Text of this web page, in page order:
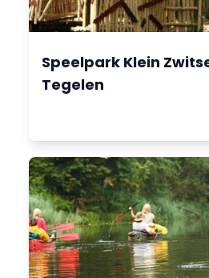
Speelpark Klein
Tegelen